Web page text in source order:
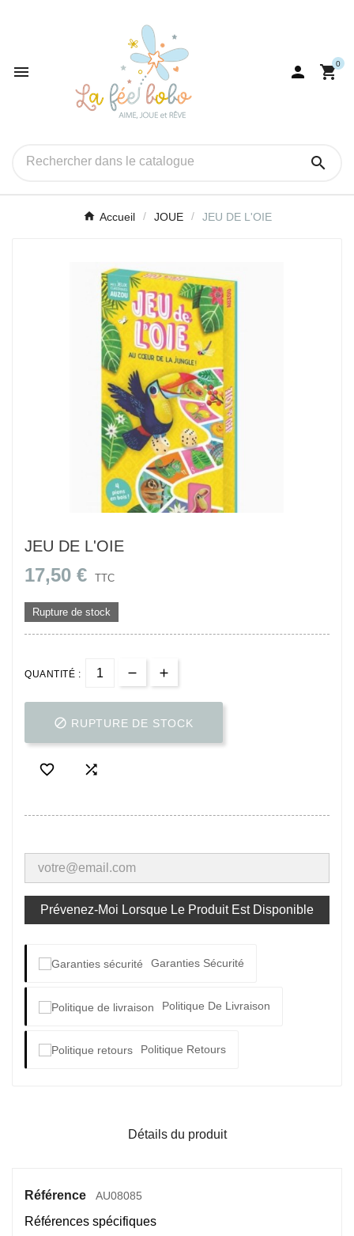
  0

Accueil JOUE JEU DE L'OIE
JEU DE L'OIE
17,50 € TTC
Rupture de stock
QUANTITÉ :
 RUPTURE DE STOCK
 
Prévenez-Moi Lorsque Le Produit Est Disponible
Garanties Sécurité
Politique De Livraison
Politique Retours
Détails du produit
Référence AU08085
Références spécifiques